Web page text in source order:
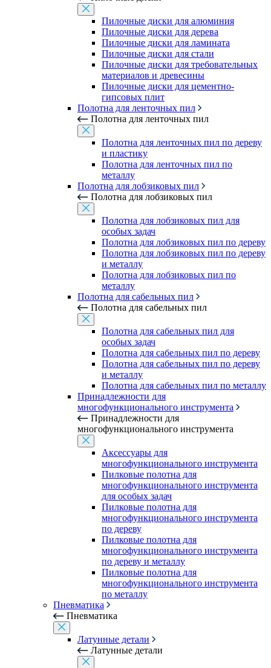
Пилочные диски для алюминия
Пилочные диски для дерева
Пилочные диски для ламината
Пилочные диски для стали
Пилочные диски для требовательных
материалов и древесины
Пилочные диски для цементно-
гипсовых плит
Полотна для ленточных пил
Полотна для ленточных пил
Полотна для ленточных пил по дереву
и пластику
Полотна для ленточных пил по
металлу
Полотна для лобзиковых пил
Полотна для лобзиковых пил
Полотна для лобзиковых пил для
особых задач
Полотна для лобзиковых пил по дереву
Полотна для лобзиковых пил по дереву
и металлу
Полотна для лобзиковых пил по
металлу
Полотна для сабельных пил
Полотна для сабельных пил
Полотна для сабельных пил для
особых задач
Полотна для сабельных пил по дереву
Полотна для сабельных пил по дереву
и металлу
Полотна для сабельных пил по металлу
Принадлежности для
многофункционального инструмента
Принадлежности для
многофункционального инструмента
Аксессуары для
многофункционального инструмента
Пилковые полотна для
многофункционального инструмента
для особых задач
Пилковые полотна для
многофункционального инструмента
по дереву
Пилковые полотна для
многофункционального инструмента
по дереву и металлу
Пилковые полотна для
многофункционального инструмента
по металлу
Пневматика
Пневматика
Латунные детали
Латунные детали